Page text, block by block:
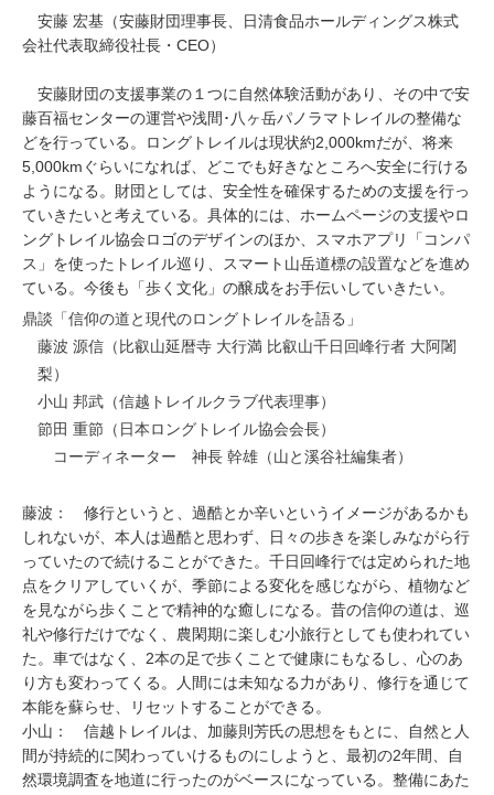
安藤 宏基（安藤財団理事長、日清食品ホールディングス株式
会社代表取締役社長・CEO）
安藤財団の支援事業の１つに自然体験活動があり、その中で安
藤百福センターの運営や浅間･八ヶ岳パノラマトレイルの整備な
どを行っている。ロングトレイルは現状約2,000kmだが、将来
5,000kmぐらいになれば、どこでも好きなところへ安全に行ける
ようになる。財団としては、安全性を確保するための支援を行っ
ていきたいと考えている。具体的には、ホームページの支援やロ
ングトレイル協会ロゴのデザインのほか、スマホアプリ「コンパ
ス」を使ったトレイル巡り、スマート山岳道標の設置などを進め
ている。今後も「歩く文化」の醸成をお手伝いしていきたい。
鼎談「信仰の道と現代のロングトレイルを語る」
藤波 源信（比叡山延暦寺 大行満 比叡山千日回峰行者 大阿闍
梨）
小山 邦武（信越トレイルクラブ代表理事）
節田 重節（日本ロングトレイル協会会長）
コーディネーター 神長 幹雄（山と溪谷社編集者）
藤波：
修行というと、過酷とか辛いというイメージがあるかも
しれないが、本人は過酷と思わず、日々の歩きを楽しみながら行
っていたので続けることができた。千日回峰行では定められた地
点をクリアしていくが、季節による変化を感じながら、植物など
を見ながら歩くことで精神的な癒しになる。昔の信仰の道は、巡
礼や修行だけでなく、農閑期に楽しむ小旅行としても使われてい
た。車ではなく、2本の足で歩くことで健康にもなるし、心のあ
り方も変わってくる。人間には未知なる力があり、修行を通じて
本能を蘇らせ、リセットすることができる。
小山：
信越トレイルは、加藤則芳氏の思想をもとに、自然と人
間が持続的に関わっていけるものにしようと、最初の2年間、自
然環境調査を地道に行ったのがベースになっている。整備にあた